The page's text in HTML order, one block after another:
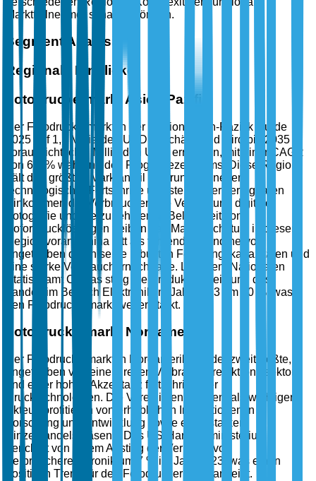
Marktteilnehmer schaffen können.
Segment Analysis
Regionale Einblicke
Fotodruckermarkt Asien-Pazifik
Der Fotodruckermarkt in der Region Asien-Pazifik wurde
2025 auf 1,5 Milliarden USD geschätzt und wird bis 2035
voraussichtlich 3 Milliarden USD erreichen, mit einer CAGR
von 6,5 % während des Prognosezeitraums. Diese Region
hält den größten Marktanteil aufgrund schneller
technologischer Fortschritte und steigender verfügbaren
Einkommen der Verbraucher. Die Verbreitung digitaler
Fotografie und die zunehmende Beliebtheit von
Sofortdrucklösungen treiben das Marktwachstum in dieser
Region voran. China tritt als führendes Land hervor,
angetrieben durch seine robusten Fertigungskapazitäten und
eine starke Verbrauchernachfrage. Laut dem Nationalen
Statistikamt Chinas stieg die Produktionsleistung des
Landes im Bereich Elektronik im Jahr 2023 um 10 %, was
den Fotodruckermarkt weiter stärkt.
Fotodruckermarkt Nordamerika
Der Fotodruckermarkt in Nordamerika ist der zweitgrößte,
angetrieben von einem reifen Verbraucherelektroniksektor
und einer hohen Akzeptanz fortschrittlicher
Drucktechnologien. Die Vereinigten Staaten, als wichtiger
Akteur, profitieren von erheblichen Investitionen in
Forschung und Entwicklung sowie einer starken
Einzelhandelspräsenz. Das US-Handelsministerium
berichtet von einem Anstieg der Verkäufe von
Verbraucherelektronik um 7 % im Jahr 2023, was einen
positiven Trend für den Fotodruckermarkt anzeigt.